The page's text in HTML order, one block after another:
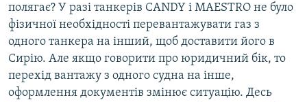
полягає? У разі танкерів CANDY і MAESTRO не було
фізичної необхідності перевантажувати газ з
одного танкера на інший, щоб доставити його в
Сирію. Але якщо говорити про юридичний бік, то
перехід вантажу з одного судна на інше,
оформлення документів змінює ситуацію. Десь